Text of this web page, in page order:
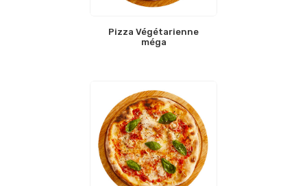
Pizza Végétarienne
méga